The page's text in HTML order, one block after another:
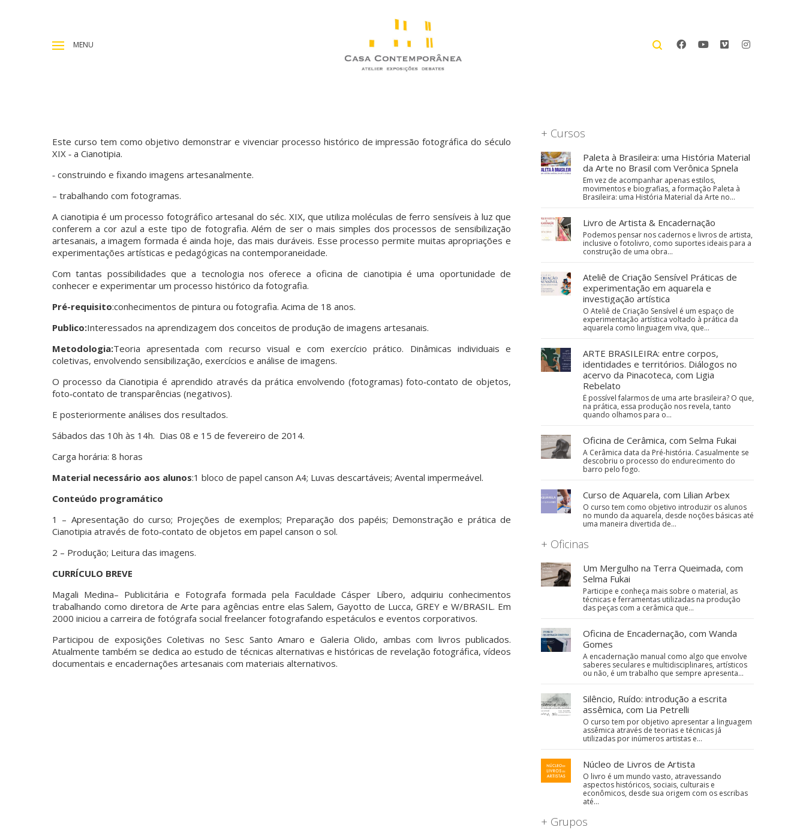
MENU
Este curso tem como objetivo demonstrar e vivenciar processo histórico de impressão fotográfica do século
XIX ‐ a Cianotipia.
‐ construindo e fixando imagens artesanalmente.
– trabalhando com fotogramas.
A cianotipia é um processo fotográfico artesanal do séc. XIX, que utiliza moléculas de ferro sensíveis à luz que
conferem a cor azul a este tipo de fotografia. Além de ser o mais simples dos processos de sensibilização
artesanais, a imagem formada é ainda hoje, das mais duráveis. Esse processo permite muitas apropriações e
experimentações artísticas e pedagógicas na contemporaneidade.
Com tantas possibilidades que a tecnologia nos oferece a oficina de cianotipia é uma oportunidade de
conhecer e experimentar um processo histórico da fotografia.
Pré-requisito:conhecimentos de pintura ou fotografia. Acima de 18 anos.
Publico:Interessados na aprendizagem dos conceitos de produção de imagens artesanais.
Metodologia:Teoria apresentada com recurso visual e com exercício prático. Dinâmicas individuais e
coletivas, envolvendo sensibilização, exercícios e análise de imagens.
O processo da Cianotipia é aprendido através da prática envolvendo (fotogramas) foto‐contato de objetos,
foto‐contato de transparências (negativos).
E posteriormente análises dos resultados.
Sábados das 10h às 14h. Dias 08 e 15 de fevereiro de 2014.
Carga horária: 8 horas
Material necessário aos alunos:1 bloco de papel canson A4; Luvas descartáveis; Avental impermeável.
Conteúdo programático
1 – Apresentação do curso; Projeções de exemplos; Preparação dos papéis; Demonstração e prática de
Cianotipia através de foto‐contato de objetos em papel canson o sol.
2 – Produção; Leitura das imagens.
CURRÍCULO BREVE
Magali Medina– Publicitária e Fotografa formada pela Faculdade Cásper Líbero, adquiriu conhecimentos
trabalhando como diretora de Arte para agências entre elas Salem, Gayotto de Lucca, GREY e W/BRASIL. Em
2000 iniciou a carreira de fotógrafa social freelancer fotografando espetáculos e eventos corporativos.
Participou de exposições Coletivas no Sesc Santo Amaro e Galeria Olido, ambas com livros publicados.
Atualmente também se dedica ao estudo de técnicas alternativas e históricas de revelação fotográfica, vídeos
documentais e encadernações artesanais com materiais alternativos.
+ Cursos
Paleta à Brasileira: uma História Material
da Arte no Brasil com Verônica Spnela
Em vez de acompanhar apenas estilos,
movimentos e biografias, a formação Paleta à
Brasileira: uma História Material da Arte no…
Livro de Artista & Encadernação
Podemos pensar nos cadernos e livros de artista,
inclusive o fotolivro, como suportes ideais para a
construção de uma obra…
Ateliê de Criação Sensível Práticas de
experimentação em aquarela e
investigação artística
O Ateliê de Criação Sensível é um espaço de
experimentação artística voltado à prática da
aquarela como linguagem viva, que…
ARTE BRASILEIRA: entre corpos,
identidades e territórios. Diálogos no
acervo da Pinacoteca, com Ligia
Rebelato
É possível falarmos de uma arte brasileira? O que,
na prática, essa produção nos revela, tanto
quando olhamos para o…
Oficina de Cerâmica, com Selma Fukai
A Cerâmica data da Pré-história. Casualmente se
descobriu o processo do endurecimento do
barro pelo fogo.
Curso de Aquarela, com Lilian Arbex
O curso tem como objetivo introduzir os alunos
no mundo da aquarela, desde noções básicas até
uma maneira divertida de…
+ Oficinas
Um Mergulho na Terra Queimada, com
Selma Fukai
Participe e conheça mais sobre o material, as
técnicas e ferramentas utilizadas na produção
das peças com a cerâmica que…
Oficina de Encadernação, com Wanda
Gomes
A encadernação manual como algo que envolve
saberes seculares e multidisciplinares, artísticos
ou não, é um trabalho que sempre apresenta…
Silêncio, Ruído: introdução a escrita
assêmica, com Lia Petrelli
O curso tem por objetivo apresentar a linguagem
assêmica através de teorias e técnicas já
utilizadas por inúmeros artistas e…
Núcleo de Livros de Artista
O livro é um mundo vasto, atravessando
aspectos históricos, sociais, culturais e
econômicos, desde sua origem com os escribas
até…
+ Grupos